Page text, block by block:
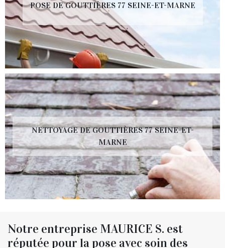
POSE DE GOUTTIÈRES 77 SEINE-ET-MARNE
NETTOYAGE DE GOUTTIÈRES 77 SEINE-ET-
MARNE
Notre entreprise MAURICE S. est
réputée pour la pose avec soin des